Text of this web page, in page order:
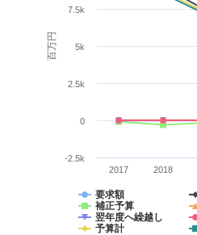
百万円
要求額
補正予算
翌年度へ繰越し
予算計
2017 2018
-2.5k
0
2.5k
5k
7.5k